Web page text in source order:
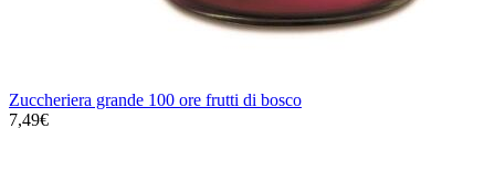
Zuccheriera grande 100 ore frutti di bosco
7,49€